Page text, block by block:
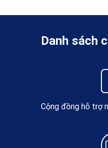
Danh sách
Cộng đồng hỗ trợ